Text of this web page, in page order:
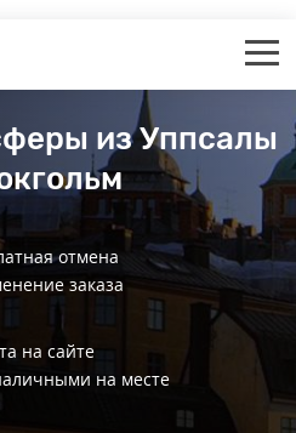
из Уппсалы
отмена
заказа
на сайте
на месте